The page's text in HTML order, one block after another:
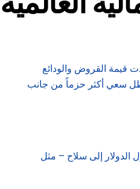
قيمة القروض والودائع
دولار) خلال السنوات الخمس الماضية، في ظل سعي أكثر حزماً من جانب
الدولار إلى سلاح – مثل